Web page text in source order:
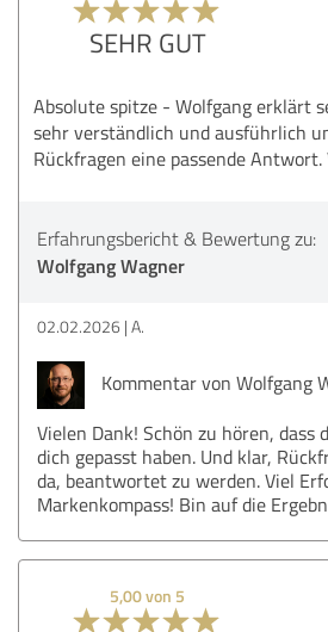
SEHR GUT
Absolute spitze - Wolfgang erklärt
sehr verständlich und ausführlich
Rückfragen eine passende
Erfahrungsbericht & Bewertung zu:
Wolfgang Wagner
02.02.2026 A.
Kommentar von Wolfgang
Vielen Dank! Schön zu hören, dass
dich gepasst haben. Und klar,
da, beantwortet zu werden. Viel
Markenkompass! Bin auf die
5,00 von 5